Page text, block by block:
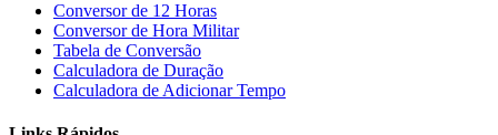
Conversor de 12 Horas
Conversor de Hora Militar
Tabela de Conversão
Calculadora de Duração
Calculadora de Adicionar Tempo